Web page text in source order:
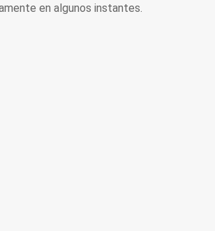
en algunos instantes.